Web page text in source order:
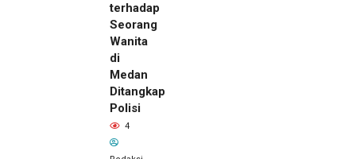
terhadap
Seorang
Wanita
di
Medan
Ditangkap
Polisi
4
lalu
Kepala
DPMPTSP
Deli
Serdang
Bantah